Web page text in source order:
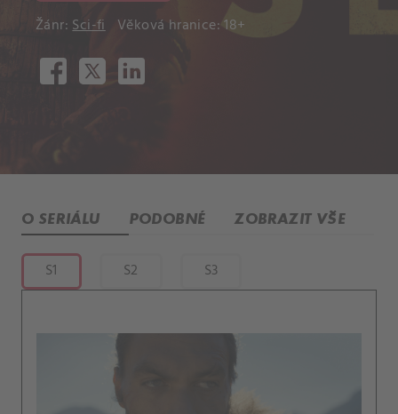
Žánr:Sci-fi Věková hranice: 18+
O SERIÁLU PODOBNÉ ZOBRAZIT VŠE
S1 S2 S3